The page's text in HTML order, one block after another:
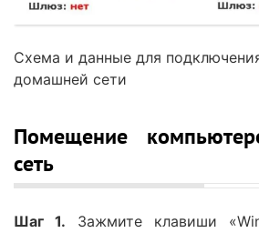
Схема и данные для
домашней сети
Помещение
сеть
Шаг 1. Зажмите клавиши